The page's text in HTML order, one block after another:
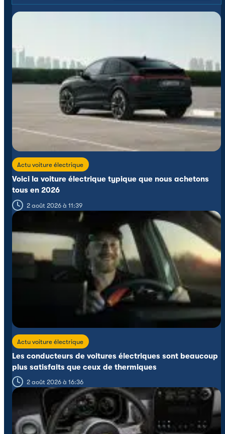
Actu voiture électrique
Voici la voiture électrique typique que nous achetons
tous en 2026
2 août 2026 à 11:39
Actu voiture électrique
Les conducteurs de voitures électriques sont beaucoup
plus satisfaits que ceux de thermiques
2 août 2026 à 16:36